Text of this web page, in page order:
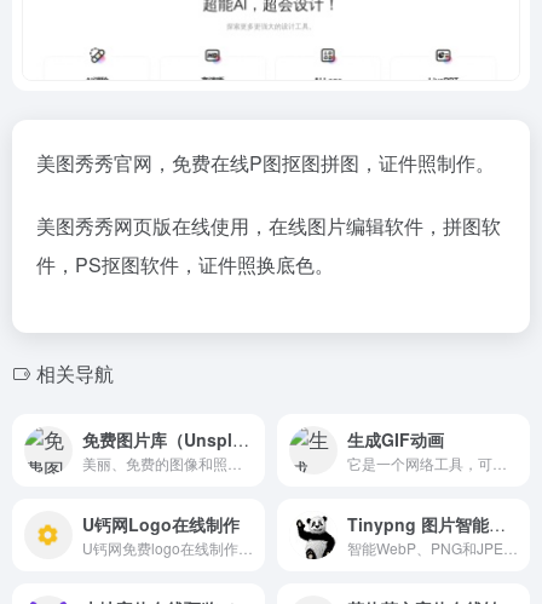
美图秀秀官网，免费在线P图抠图拼图，证件照制作。
美图秀秀网页版在线使用，在线图片编辑软件，拼图软
件，PS抠图软件，证件照换底色。
相关导航
免费图片库（Unsplash） 生成GIF动画
U钙网Logo在线制作 Tinypng 图片智能压缩